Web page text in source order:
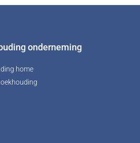
onderneming
home